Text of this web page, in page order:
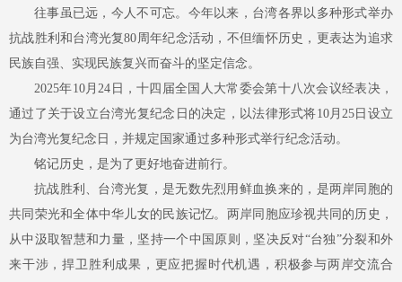
往事虽已远，今人不可忘。今年以来，台湾各界以多种形式举办
抗战胜利和台湾光复80周年纪念活动，不但缅怀历史，更表达为追求
民族自强、实现民族复兴而奋斗的坚定信念。
2025年10月24日，十四届全国人大常委会第十八次会议经表决，
通过了关于设立台湾光复纪念日的决定，以法律形式将10月25日设立
为台湾光复纪念日，并规定国家通过多种形式举行纪念活动。
铭记历史，是为了更好地奋进前行。
抗战胜利、台湾光复，是无数先烈用鲜血换来的，是两岸同胞的
共同荣光和全体中华儿女的民族记忆。两岸同胞应珍视共同的历史，
从中汲取智慧和力量，坚持一个中国原则，坚决反对“台独”分裂和外
来干涉，捍卫胜利成果，更应把握时代机遇，积极参与两岸交流合